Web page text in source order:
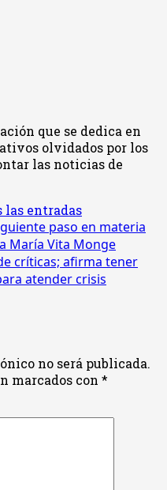
que se dedica en
olvidados por los
las noticias de
las entradas
paso en materia
María Vita Monge
críticas; afirma tener
atender crisis
no será publicada.
marcados con *